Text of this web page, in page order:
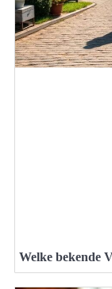
Welke bekende